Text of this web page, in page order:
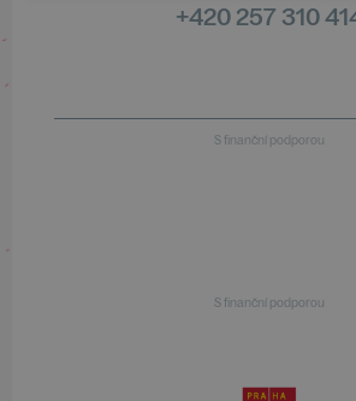
+420 257 310
S finanční podporou
S finanční podporou